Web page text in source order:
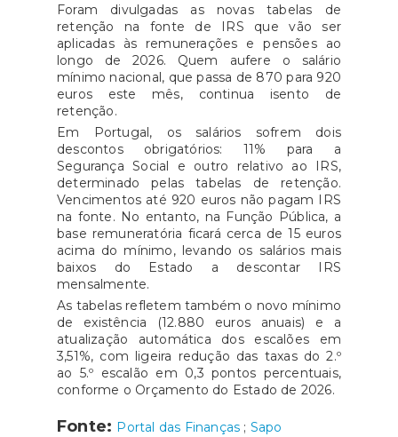
Foram divulgadas as novas tabelas de
retenção na fonte de IRS que vão ser
aplicadas às remunerações e pensões ao
longo de 2026. Quem aufere o salário
mínimo nacional, que passa de 870 para 920
euros este mês, continua isento de
retenção.
Em Portugal, os salários sofrem dois
descontos obrigatórios: 11% para a
Segurança Social e outro relativo ao IRS,
determinado pelas tabelas de retenção.
Vencimentos até 920 euros não pagam IRS
na fonte. No entanto, na Função Pública, a
base remuneratória ficará cerca de 15 euros
acima do mínimo, levando os salários mais
baixos do Estado a descontar IRS
mensalmente.
As tabelas refletem também o novo mínimo
de existência (12.880 euros anuais) e a
atualização automática dos escalões em
3,51%, com ligeira redução das taxas do 2.º
ao 5.º escalão em 0,3 pontos percentuais,
conforme o Orçamento do Estado de 2026.
Fonte: Portal das Finanças ; Sapo